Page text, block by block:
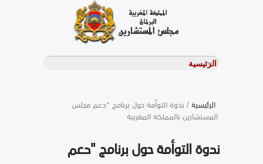
الرئيسية/ ندوة التوأمة حول برنامج "دعم مجلس
المستشارين بالمملكة المغربية
ندوة التوأمة حول برنامج "دعم